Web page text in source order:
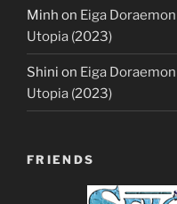
Minh on Eiga
Utopia (2023)
Shini on Eiga
Utopia (2023)
FRIENDS